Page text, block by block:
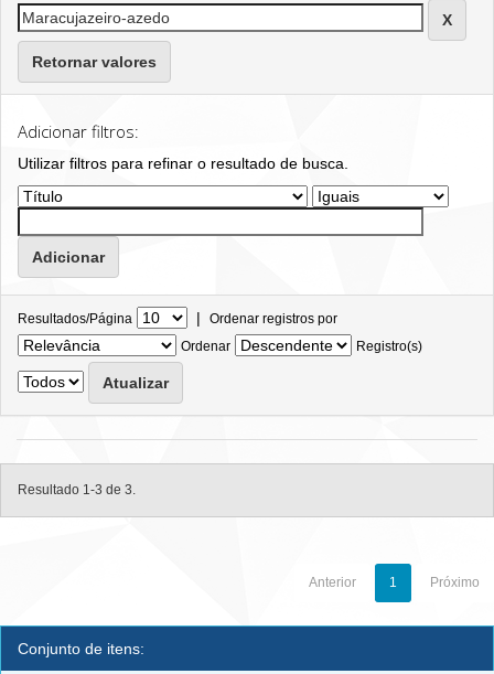
Retornar valores
Adicionar filtros:
Utilizar filtros para refinar o resultado de busca.
Resultados/Página | Ordenar registros por
Ordenar
Registro(s)
Resultado 1-3 de 3.
Anterior 1 Próximo
Conjunto de itens: